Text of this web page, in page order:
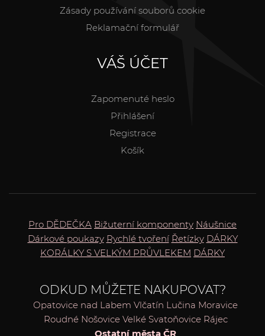
Zásady používání souborů cookie
Reklamační formulář
VÁŠ ÚČET
Zapomenuté heslo
Přihlášení
Registrace
Košík
Pro DĚDEČKA Bižuterní komponenty Náušnice
Dárkové poukazy Rychlé tvoření Řetízky DÁRKY
KORÁLKY S VELKÝM PRŮVLEKEM DÁRKY
ODKUD MŮŽETE NAKUPOVAT?
Opatovice nad Labem Vlčatín Lučina Moravice
Roudné Nošovice Velké Svatoňovice Rájec
Ostatní města ČR